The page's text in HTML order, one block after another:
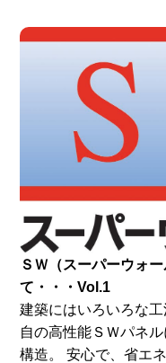
ＳＷ（スーパーウォ
て・・・Vol.1
建築にはいろいろな
自の高性能ＳＷパネ
構造。 安心で、省エ